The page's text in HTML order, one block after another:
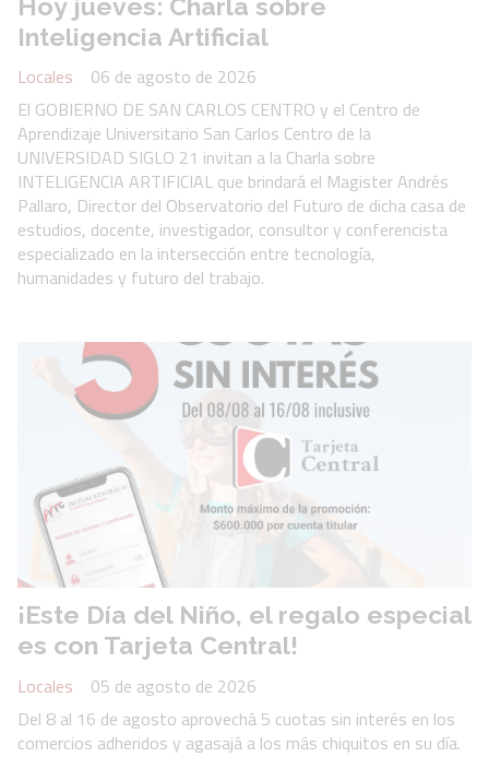
Inteligencia Artificial
Locales
06 de agosto de 2026
El GOBIERNO DE SAN CARLOS CENTRO y el Centro de
Aprendizaje Universitario San Carlos Centro de la
UNIVERSIDAD SIGLO 21 invitan a la Charla sobre
INTELIGENCIA ARTIFICIAL que brindará el Magister Andrés
Pallaro, Director del Observatorio del Futuro de dicha casa de
estudios, docente, investigador, consultor y conferencista
especializado en la intersección entre tecnología,
humanidades y futuro del trabajo.
¡Este Día del Niño, el regalo especial
es con Tarjeta Central!
Locales
05 de agosto de 2026
Del 8 al 16 de agosto aprovechá 5 cuotas sin interés en los
comercios adheridos y agasajá a los más chiquitos en su día.